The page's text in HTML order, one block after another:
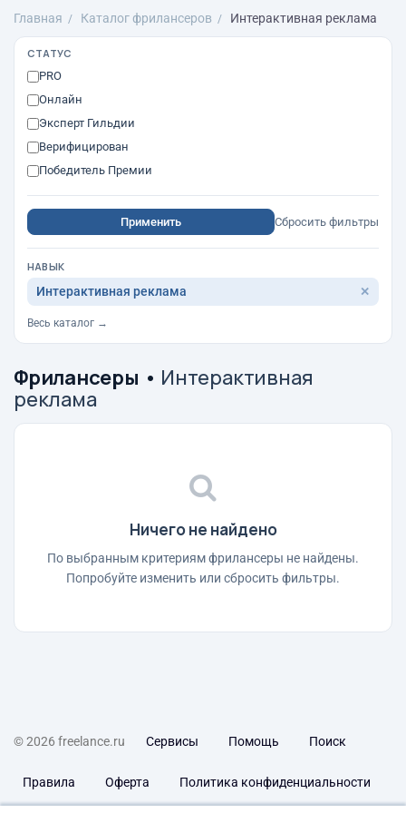
Главная Каталог фрилансеров Интерактивная реклама
СТАТУС
PRO
Онлайн
Эксперт Гильдии
Верифицирован
Победитель Премии
Применить Сбросить фильтры
НАВЫК
Интерактивная реклама ✕
Весь каталог →
Фрилансеры • Интерактивная
реклама
Ничего не найдено
По выбранным критериям фрилансеры не найдены.
Попробуйте изменить или сбросить фильтры.
© 2026 freelance.ru Сервисы Помощь Поиск
Правила Оферта Политика конфиденциальности